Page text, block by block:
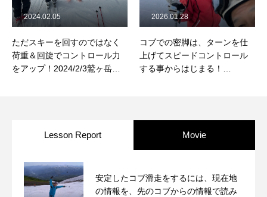
ただスキーを回すのではなく
荷重＆回旋でコントロール力
をアップ！2024/2/3鷲ヶ岳コ
2024.02.05
コブでの密脚は、ターンを仕
上げてスピードコントロール
する事からはじまる！
2026.01.28
Lesson Report Movie
安定したコブ滑走をするには、現在地
の情報を、先のコブからの情報で読み